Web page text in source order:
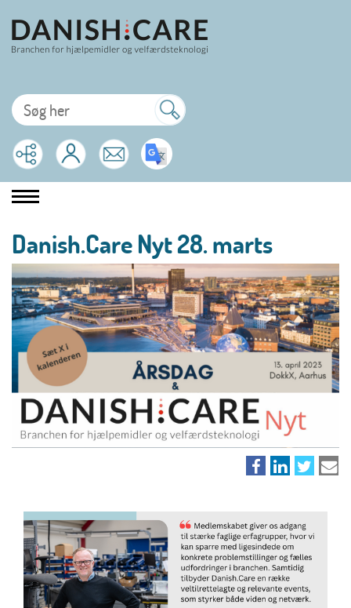
Danish.Care Nyt 28. marts